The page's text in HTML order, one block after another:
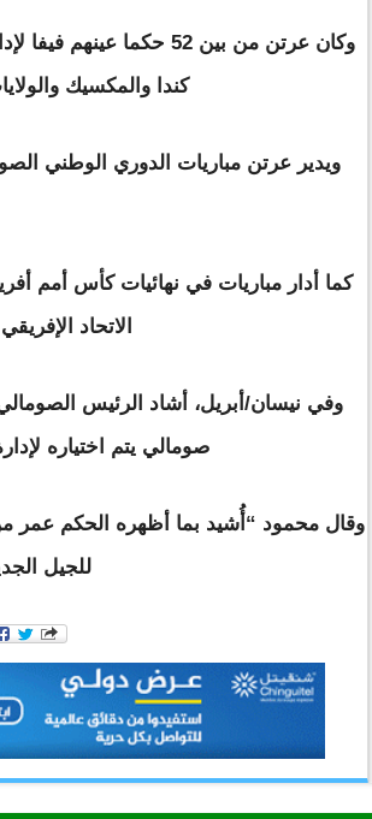
وكان عرتن من بين 52
كندا والمكسيك
ويدير عرتن مباريات الدوري الوطني
الاتحاد
وفي نيسان/أبريل، أشاد الرئيس
صومالي يتم اختياره
وقال محمود “أُشيد بما أظهره الحكم عمر
للجيل